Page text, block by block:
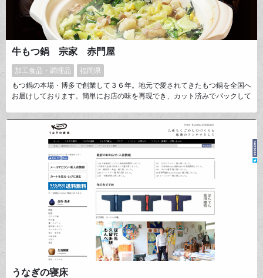
牛もつ鍋 宗家 赤門屋
加工食品・調理品
福岡県
もつ鍋の本場・博多で創業して３６年。地元で愛されてきたもつ鍋を全国へ
お届けしております。簡単にお店の味を再現でき、カット済みでパックして
ます。何かのお祝いや、お中元やお歳暮など贈り物としてもとても便利で
す。一度ご利用下さったお客様が誰かにご紹介頂いたり、贈り物でもらった
方がご自身でもご注文下さったり、皆様の口コミで広がってます。
うなぎの寝床